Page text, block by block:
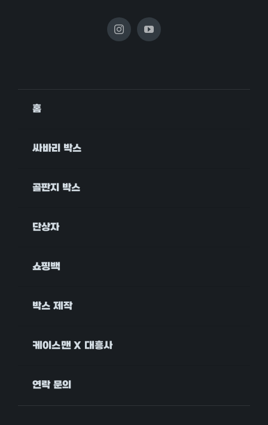
홈
싸바리 박스
골판지 박스
단상자
쇼핑백
박스 제작
케이스맨 X 대흥사
연락 문의